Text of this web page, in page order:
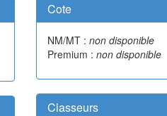
Cote
NM/MT : non disponible
Premium : non disponible
Classeurs